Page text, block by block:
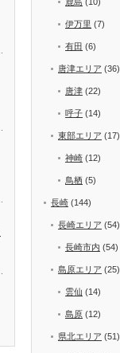
伊万里 (7)
有田 (6)
唐津エリア (36)
唐津 (22)
呼子 (14)
東部エリア (17)
神崎 (12)
鳥栖 (5)
長崎 (144)
長崎エリア (54)
長崎市内 (54)
島原エリア (25)
雲仙 (14)
島原 (12)
県北エリア (51)